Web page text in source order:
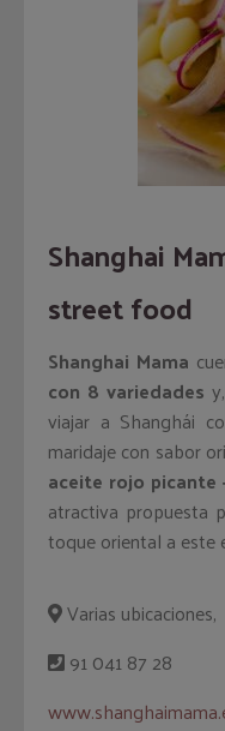
Shanghai
street food
Shanghai Mama
con 8 variedades
viajar a Shanghái
maridaje con sabor
aceite rojo picante
atractiva propuesta
toque oriental a este
Varias
91 041 87 28